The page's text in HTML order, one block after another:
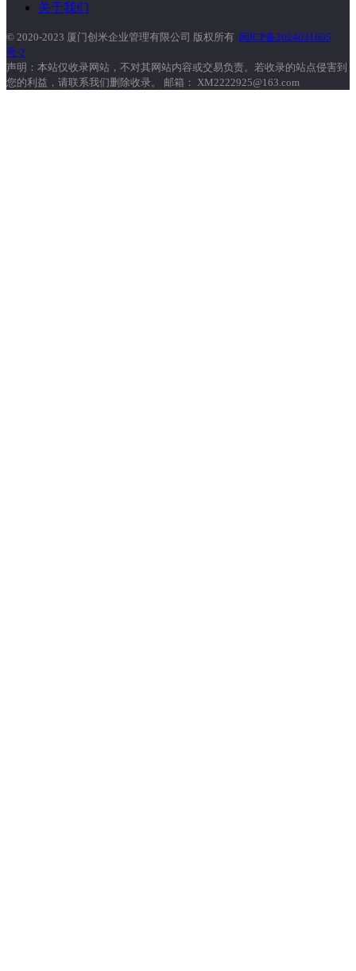
关于我们
© 2020-2023 厦门创米企业管理有限公司 版权所有 闽ICP备2024031605
号-2
声明：本站仅收录网站，不对其网站内容或交易负责。若收录的站点侵害到
您的利益，请联系我们删除收录。 邮箱： XM2222925@163.com